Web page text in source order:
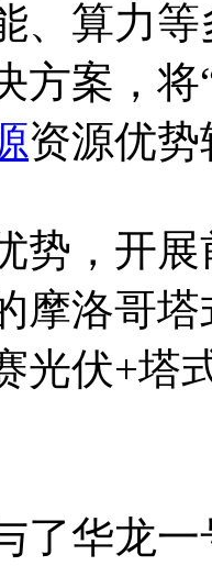
、算力
方案，将
资源优
势，开
摩洛哥
光伏+塔
了华龙